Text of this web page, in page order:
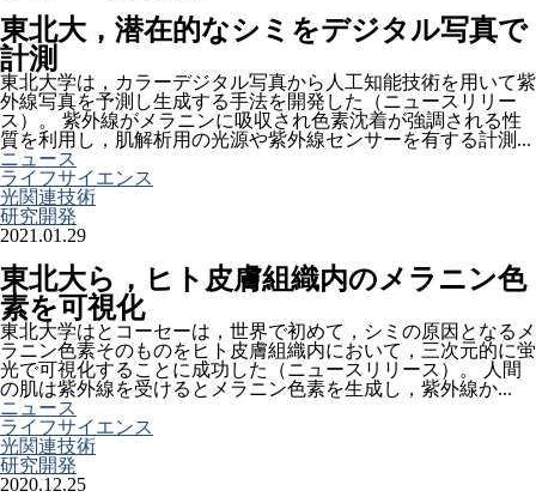
東北大，潜在的なシミをデジタル写真で
計測
東北大学は，カラーデジタル写真から人工知能技術を用いて紫
外線写真を予測し生成する手法を開発した（ニュースリリー
ス）。 紫外線がメラニンに吸収され色素沈着が強調される性
質を利用し，肌解析用の光源や紫外線センサーを有する計測...
ニュース
ライフサイエンス
光関連技術
研究開発
2021.01.29
東北大ら，ヒト皮膚組織内のメラニン色
素を可視化
東北大学はとコーセーは，世界で初めて，シミの原因となるメ
ラニン色素そのものをヒト皮膚組織内において，三次元的に蛍
光で可視化することに成功した（ニュースリリース）。 人間
の肌は紫外線を受けるとメラニン色素を生成し，紫外線か...
ニュース
ライフサイエンス
光関連技術
研究開発
2020.12.25